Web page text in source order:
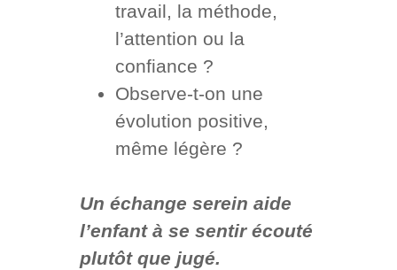
travail, la méthode,
l’attention ou la
confiance ?
Observe-t-on une
évolution positive,
même légère ?
Un échange serein aide
l’enfant à se sentir écouté
plutôt que jugé.